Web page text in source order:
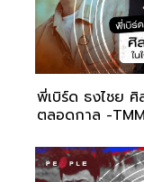
พี่เบิร์ด ธงไชย ศิ
ตลอดกาล -